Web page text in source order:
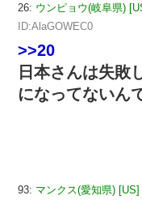
26: ウンピョウ(岐阜県)
ID:AlaGOWEC0
>>20
日本さんは失敗
になってないん
93: マンクス(愛知県) [US]